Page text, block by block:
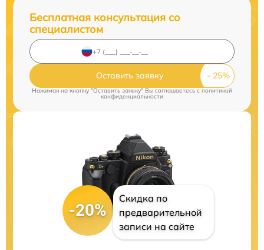
Бесплатная консультация со
специалистом
Оставить заявку
Нажимая на кнопку "Оставить заявку" Вы соглашаетесь cполитикой
конфиденциальности
-20%
Скидка по
предварительной
записи на сайте